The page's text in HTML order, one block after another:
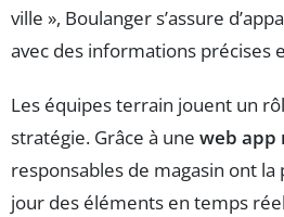
ville », Boulanger s’assure
avec des informations précises
Les équipes terrain jouent un
stratégie. Grâce à une web app
responsables de magasin ont
jour des éléments en temps